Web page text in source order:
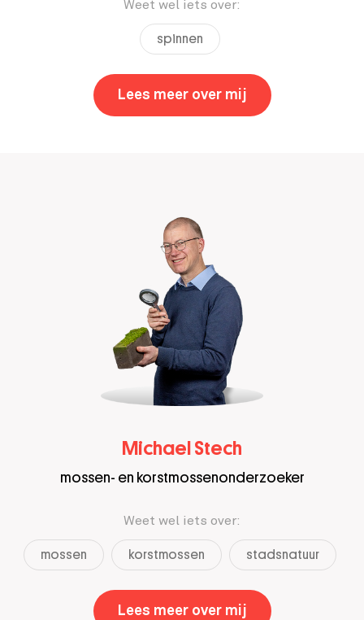
Weet wel iets over:
spinnen
Lees meer over mij Andres Rivera
Michael Stech
mossen- en korstmossenonderzoeker
Weet wel iets over:
mossen korstmossen stadsnatuur
Lees meer over mij Michael Stech